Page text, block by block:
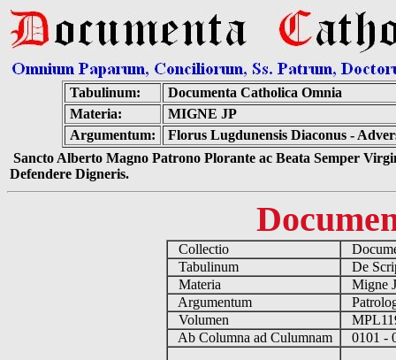
Tabulinum:
Documenta Catholica Omnia
Materia:
MIGNE JP
Argumentum:
Florus Lugdunensis Diaconus -
Sancto Alberto Magno Patrono Plorante ac Beata Semper
Defendere Digneris.
Collectio
Tabulinum
De
Materia
Migne
Argumentum
Volumen
Ab Columna ad Culumnam
0101 -